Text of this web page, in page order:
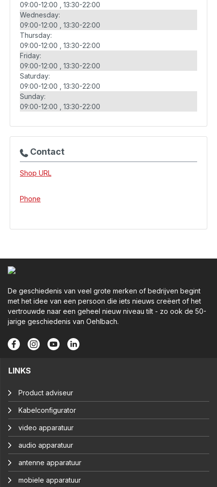
09:00-12:00
13:30-22:00
Wednesday:
09:00-12:00
13:30-22:00
Thursday:
09:00-12:00
13:30-22:00
Friday:
09:00-12:00
13:30-22:00
Saturday:
09:00-12:00
13:30-22:00
Sunday:
09:00-12:00
13:30-22:00
Contact
Shop URL
Phone
De geschiedenis van veel grote merken of bedrijven begint
met het idee van een persoon die iets nieuws creëert of het
vertrouwde naar een geheel nieuw niveau tilt - zo ook de 50-
jarige geschiedenis van Oehlbach.
LINKS
Product adviseur
Kabelconfigurator
video apparatuur
audio apparatuur
antenne apparatuur
mobiele apparatuur